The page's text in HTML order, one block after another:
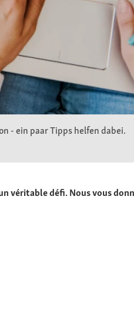
- ein paar Tipps helfen dabei.
véritable défi. Nous vous